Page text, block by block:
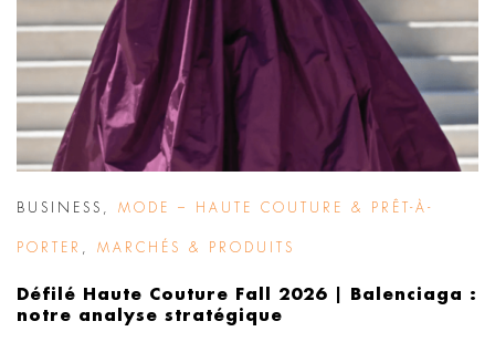
BUSINESS MODE – HAUTE COUTURE & PRÊT-À-
PORTER MARCHÉS & PRODUITS
Défilé Haute Couture Fall 2026 | Balenciaga :
notre analyse stratégique